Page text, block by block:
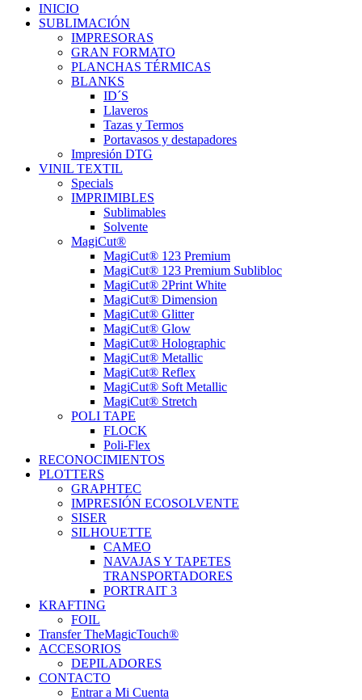
INICIO
SUBLIMACIÓN
IMPRESORAS
GRAN FORMATO
PLANCHAS TÉRMICAS
BLANKS
ID´S
Llaveros
Tazas y Termos
Portavasos y destapadores
Impresión DTG
VINIL TEXTIL
Specials
IMPRIMIBLES
Sublimables
Solvente
MagiCut®
MagiCut® 123 Premium
MagiCut® 123 Premium Sublibloc
MagiCut® 2Print White
MagiCut® Dimension
MagiCut® Glitter
MagiCut® Glow
MagiCut® Holographic
MagiCut® Metallic
MagiCut® Reflex
MagiCut® Soft Metallic
MagiCut® Stretch
POLI TAPE
FLOCK
Poli-Flex
RECONOCIMIENTOS
PLOTTERS
GRAPHTEC
IMPRESIÓN ECOSOLVENTE
SISER
SILHOUETTE
CAMEO
NAVAJAS Y TAPETES
TRANSPORTADORES
PORTRAIT 3
KRAFTING
FOIL
Transfer TheMagicTouch®
ACCESORIOS
DEPILADORES
CONTACTO
Entrar a Mi Cuenta